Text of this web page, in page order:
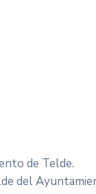
de Telde.
del